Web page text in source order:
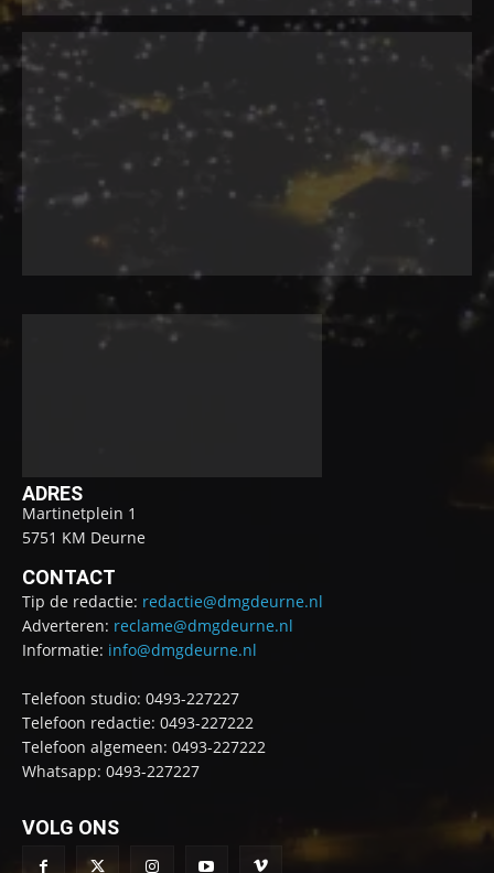
ADRES
Martinetplein 1
5751 KM Deurne
CONTACT
Tip de redactie: redactie@dmgdeurne.nl
Adverteren: reclame@dmgdeurne.nl
Informatie: info@dmgdeurne.nl
Telefoon studio: 0493-227227
Telefoon redactie: 0493-227222
Telefoon algemeen: 0493-227222
Whatsapp: 0493-227227
VOLG ONS